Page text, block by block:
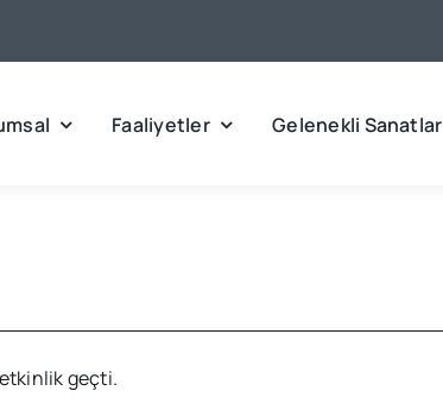
Faaliyetler Gelenekli Sanatlar
geçti.